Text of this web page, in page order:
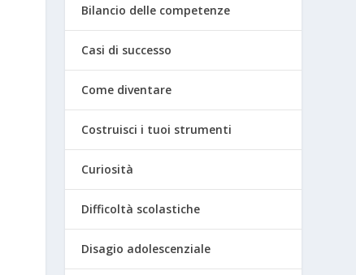
Bilancio delle competenze
Casi di successo
Come diventare
Costruisci i tuoi strumenti
Curiosità
Difficoltà scolastiche
Disagio adolescenziale